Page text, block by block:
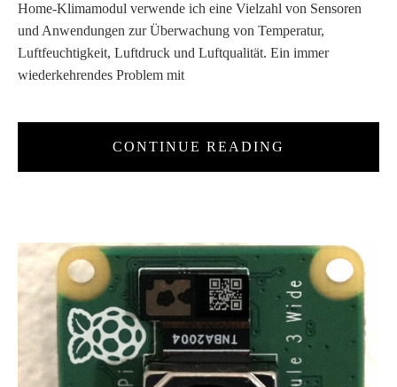
Home-Klimamodul verwende ich eine Vielzahl von Sensoren
und Anwendungen zur Überwachung von Temperatur,
Luftfeuchtigkeit, Luftdruck und Luftqualität. Ein immer
wiederkehrendes Problem mit
CONTINUE READING